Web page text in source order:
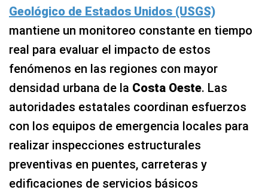
Geológico de Estados Unidos (USGS)
mantiene un monitoreo constante en tiempo
real para evaluar el impacto de estos
fenómenos en las regiones con mayor
densidad urbana de la Costa Oeste. Las
autoridades estatales coordinan esfuerzos
con los equipos de emergencia locales para
realizar inspecciones estructurales
preventivas en puentes, carreteras y
edificaciones de servicios básicos